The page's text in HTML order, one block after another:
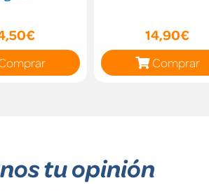
14,90€
Comprar
tu opinión